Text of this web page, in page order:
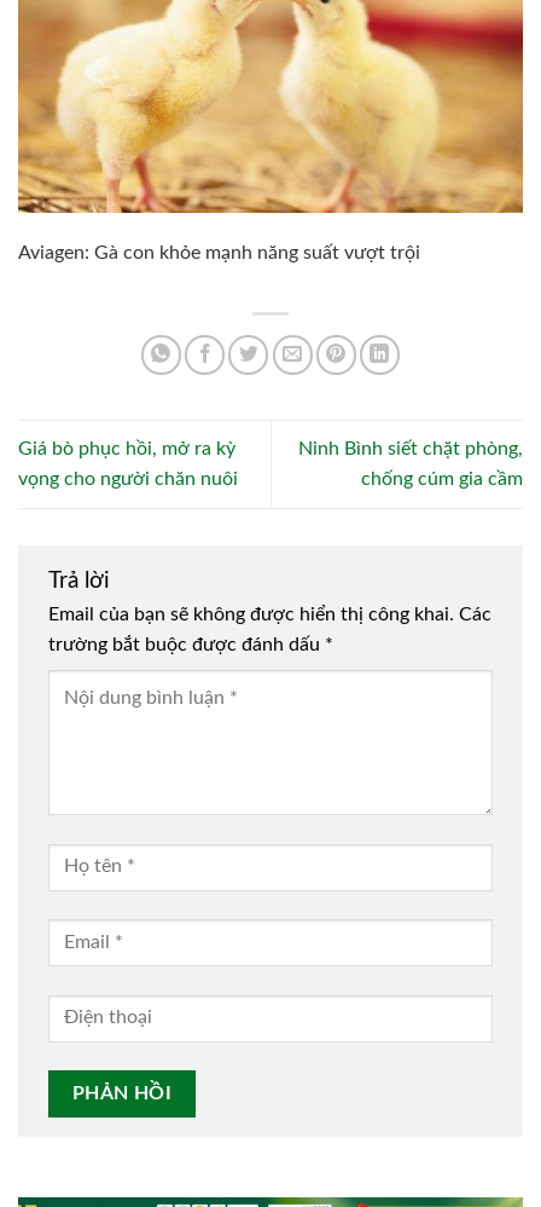
Aviagen: Gà con khỏe mạnh năng suất vượt trội
Giá bò phục hồi, mở ra kỳ
vọng cho người chăn nuôi
Ninh Bình siết chặt phòng,
chống cúm gia cầm
Trả lời
Email của bạn sẽ không được hiển thị công khai. Các
trường bắt buộc được đánh dấu *